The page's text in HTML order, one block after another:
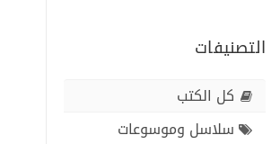
التصنيفات
كل الكتب
سلاسل وموسوعات